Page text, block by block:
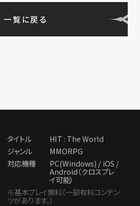
一覧に戻る
タイトル
HIT : The World
ジャンル
MMORPG
対応機種
PC(Windows) / iOS /
Android（クロスプレ
イ可能）
※基本プレイ無料（一部有料コンテン
ツがあります。）